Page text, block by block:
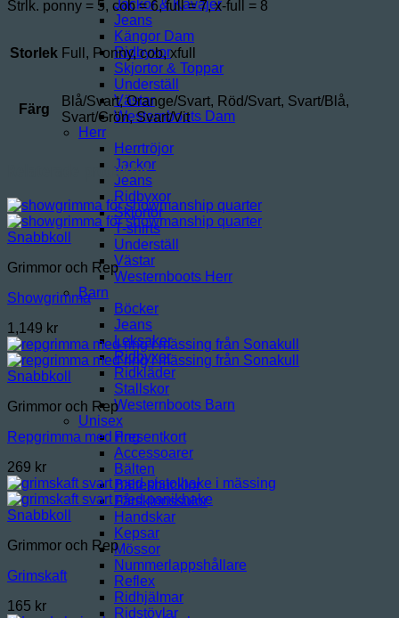
Jackor & Kavajer
Jeans
Kängor Dam
Ridbyxor
Skjortor & Toppar
Underställ
Västar
Westernboots Dam
Herr
Herrtröjor
Jackor
Jeans
Ridbyxor
Skjortor
T-shirts
Underställ
Västar
Westernboots Herr
Barn
Böcker
Jeans
Leksaker
Ridbyxor
Ridkläder
Stallskor
Westernboots Barn
Unisex
Presentkort
Accessoarer
Bälten
Bältesbucklor
Fårskinnssulor
Handskar
Kepsar
Mössor
Nummerlappshållare
Reflex
Ridhjälmar
Ridstövlar
Strlk. ponny = 5, cob = 6, full = 7, x-full = 8
Storlek Full, Ponny, cob, xfull
Färg
Blå/Svart, Orange/Svart, Röd/Svart, Svart/Blå,
Svart/Grön, Svart/Vit
Relaterade produkter
Snabbkoll
Grimmor och Rep
Showgrimma
1,149 kr
Snabbkoll
Grimmor och Rep
Repgrimma med ring
269 kr
Snabbkoll
Grimmor och Rep
Grimskaft
165 kr